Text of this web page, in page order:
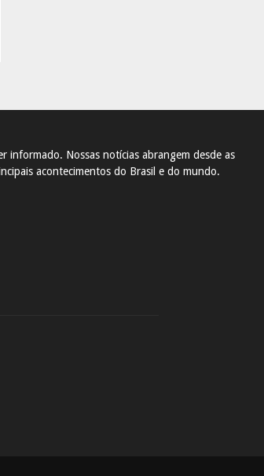
informado. Nossas notícias abrangem desde as
acontecimentos do Brasil e do mundo.